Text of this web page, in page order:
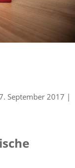
September 2017 |